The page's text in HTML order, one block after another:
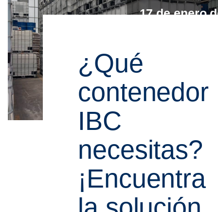
17 de enero
¿Qué
contenedor
IBC
necesitas?
¡Encuentra